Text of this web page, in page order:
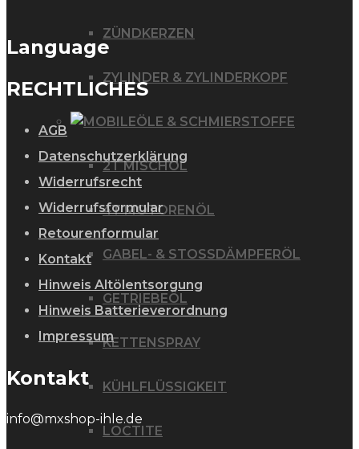
ZÜNDKERZEN
ZYLINDER & ZYLINDERKOPF
ÖLE & SCHMIERSTOFFE
2T MISCHÖL
4T MOTORENÖL
GABEL- & STOSSDÄMPFERÖL
GETRIEBEÖL
KETTENSPRAY
KÜHLFLÜSSIGKEIT
LOCTITE
Language
RECHTLICHES
AGB
Datenschutzerklärung
Widerrufsrecht
Widerrufsformular
Retourenformular
Kontakt
Hinweis Altölentsorgung
Hinweis Batterieverordnung
Impressum
Kontakt
info@mxshop-ihle.de